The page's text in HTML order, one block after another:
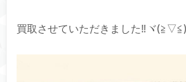
買取させていただきました‼ヾ